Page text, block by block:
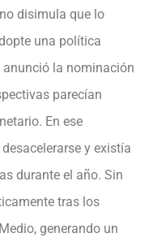
disimula que lo
una política
la nominación
parecían
En ese
y existía
durante el año. Sin
tras los
generando un